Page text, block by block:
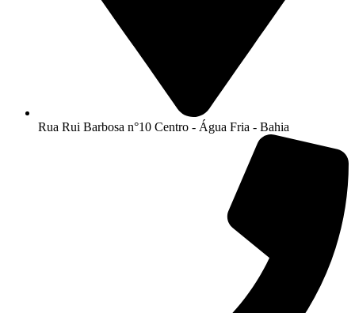
Rua Rui Barbosa n°10 Centro - Água Fria - Bahia